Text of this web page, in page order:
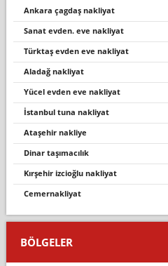
ankara çagdaş nakliyat
sanat evden. eve nakliyat
türktaş evden eve nakli̇yat
aladağ nakli̇yat
yücel evden eve nakliyat
i̇stanbul tuna nakliyat
ataşehir nakliye
di̇nar taşimacilik
kırşehir izcioğlu nakliyat
cemernakli̇yat
BÖLGELER